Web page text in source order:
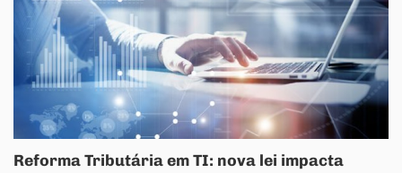
Reforma Tributária em TI: nova lei impacta